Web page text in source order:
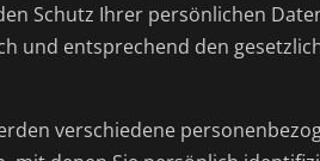
Schutz Ihrer persönlichen
und entsprechend den
verschiedene